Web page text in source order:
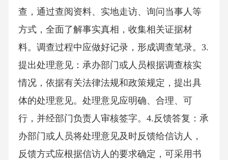
查，通过查阅资料、实地走访、询问当事人等
方式，全面了解事实真相，收集相关证据材
料。调查过程中应做好记录，形成调查笔录。3.
提出处理意见：承办部门或人员根据调查核实
情况，依据有关法律法规和政策规定，提出具
体的处理意见。处理意见应明确、合理、可
行，并经部门负责人审核签字。4.反馈答复：承
办部门或人员将处理意见及时反馈给信访人，
反馈方式应根据信访人的要求确定，可采用书